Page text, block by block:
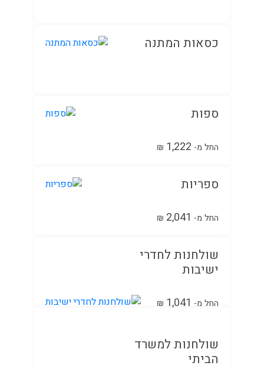
כסאות המתנה
ספות
החל מ- ₪
ספריות
החל מ- ₪
שולחנות לחדרי
ישיבות
החל מ- ₪
שולחנות למשרד
הביתי